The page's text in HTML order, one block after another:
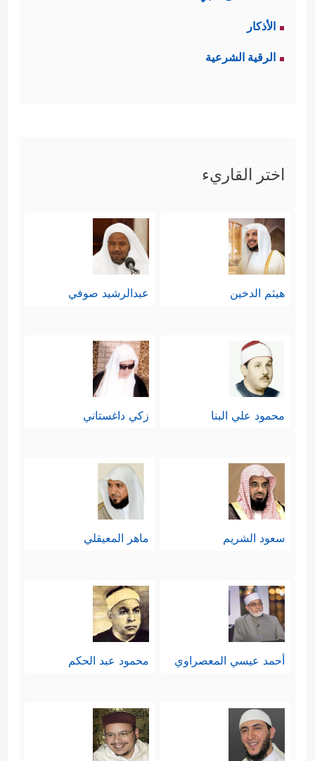
الأذكار
الرقية الشرعية
اختر القاريء
هيثم الدخين عبدالرشيد صوفي
محمود علي البنا زكي داغستاني
سعود الشريم ماهر المعيقلي
أحمد عيسي المعصراوي محمود عبد الحكم